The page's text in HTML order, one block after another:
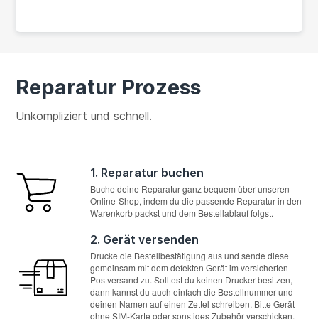
Reparatur Prozess
Unkompliziert und schnell.
1. Reparatur buchen
Buche deine Reparatur ganz bequem über unseren
Online-Shop, indem du die passende Reparatur in den
Warenkorb packst und dem Bestellablauf folgst.
2. Gerät versenden
Drucke die Bestellbestätigung aus und sende diese
gemeinsam mit dem defekten Gerät im versicherten
Postversand zu. Solltest du keinen Drucker besitzen,
dann kannst du auch einfach die Bestellnummer und
deinen Namen auf einen Zettel schreiben. Bitte Gerät
ohne SIM-Karte oder sonstiges Zubehör verschicken.